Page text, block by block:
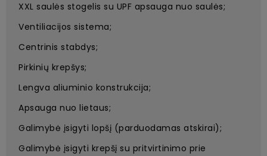
XXL saulės stogelis su UPF apsauga nuo saulės;
Ventiliacijos sistema;
Centrinis stabdys;
Pirkinių krepšys;
Lengva aliuminio konstrukcija;
Apsauga nuo lietaus;
Galimybė įsigyti lopšį (parduodamas atskirai);
Galimybė įsigyti krepšį su pritvirtinimo prie